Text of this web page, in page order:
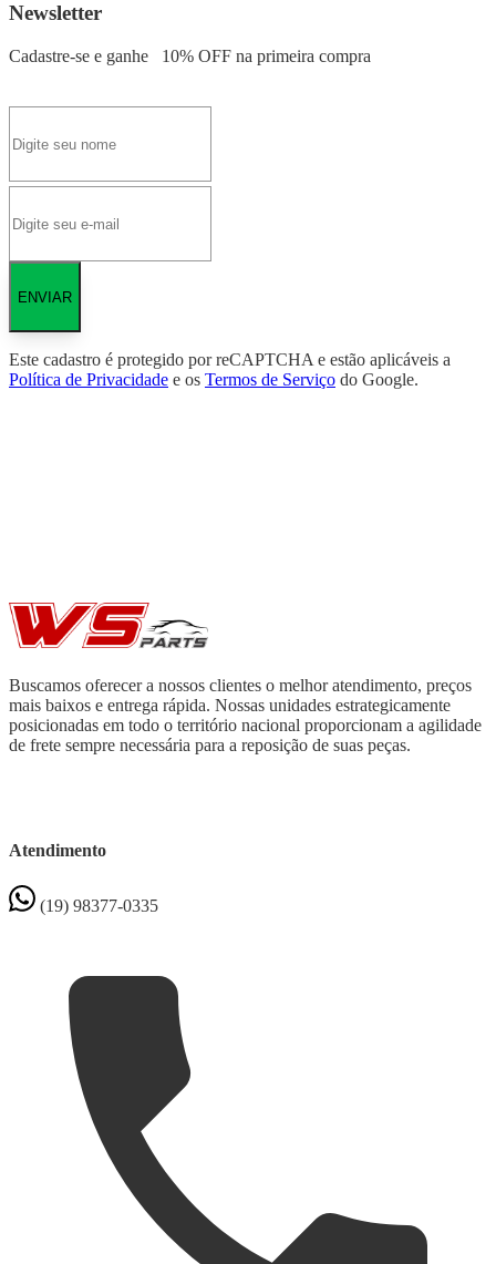
Newsletter
Cadastre-se e ganhe 10% OFF na primeira compra
ENVIAR
Este cadastro é protegido por reCAPTCHA e estão aplicáveis a
Política de Privacidade e os Termos de Serviço do Google.
Buscamos oferecer a nossos clientes o melhor atendimento, preços
mais baixos e entrega rápida. Nossas unidades estrategicamente
posicionadas em todo o território nacional proporcionam a agilidade
de frete sempre necessária para a reposição de suas peças.
Atendimento
(19) 98377-0335